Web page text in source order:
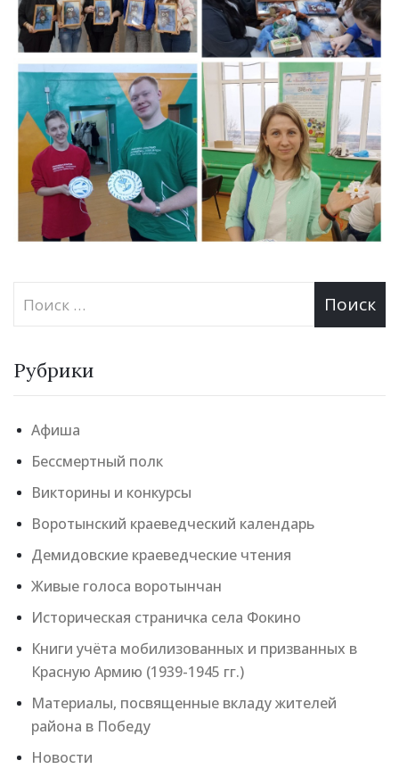
Рубрики
Афиша
Бессмертный полк
Викторины и конкурсы
Воротынский краеведческий календарь
Демидовские краеведческие чтения
Живые голоса воротынчан
Историческая страничка села Фокино
Книги учёта мобилизованных и призванных в
Красную Армию (1939-1945 гг.)
Материалы, посвященные вкладу жителей
района в Победу
Новости